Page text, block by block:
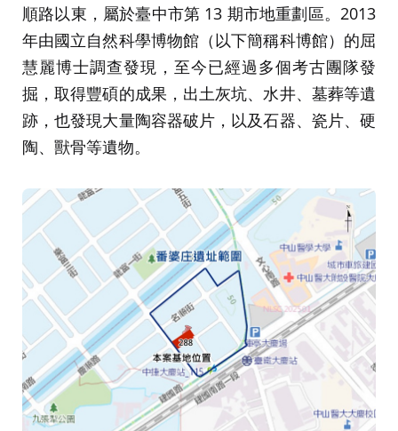
順路以東，屬於臺中市第 13 期市地重劃區。2013
年由國立自然科學博物館（以下簡稱科博館）的屈
慧麗博士調查發現，至今已經過多個考古團隊發
掘，取得豐碩的成果，出土灰坑、水井、墓葬等遺
跡，也發現大量陶容器破片，以及石器、瓷片、硬
陶、獸骨等遺物。